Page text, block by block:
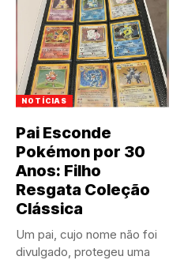
NOTÍCIAS
Pai Esconde
Pokémon por 30
Anos: Filho
Resgata Coleção
Clássica
Um pai, cujo nome não foi
divulgado, protegeu uma